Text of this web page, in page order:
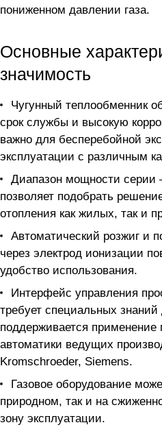
пониженном давлении газа.
Основные
значимость
Чугунный теплообменник
срок службы и высокую
важно для бесперебойной
эксплуатации с различным
Диапазон мощности серии
позволяет подобрать
отопления как жилых, так и
Автоматический розжиг и
через электрод ионизации
удобство использования.
Интерфейс управления
требует специальных
поддерживается применение
автоматики ведущих
Kromschroeder, Siemens.
Газовое оборудование
природном, так и на
зону эксплуатации.